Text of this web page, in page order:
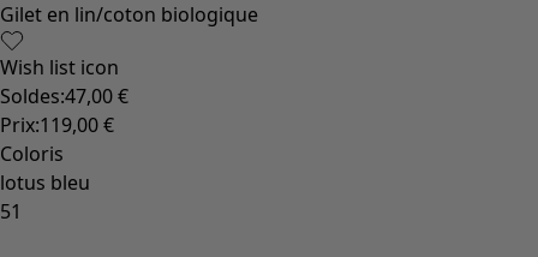
Gilet en lin/coton biologique
Wish list icon
Soldes:47,00 €
Prix:119,00 €
Coloris
lotus bleu
51